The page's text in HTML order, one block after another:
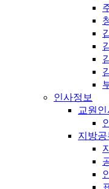
인사정보
교원
지방